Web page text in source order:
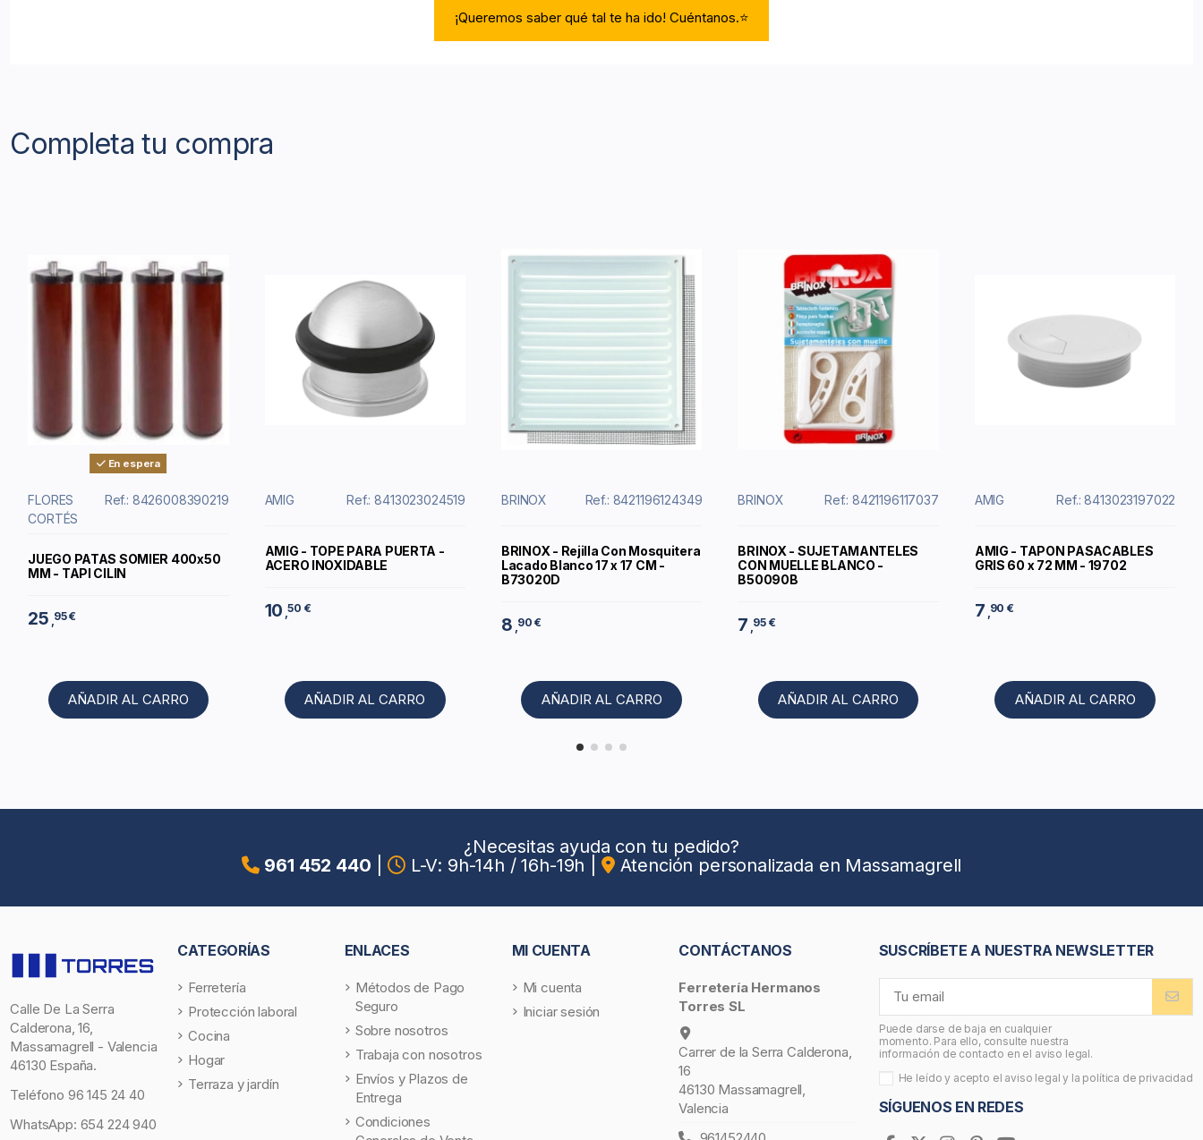
¡Queremos saber qué tal te ha ido! Cuéntanos.⭐
Completa tu compra
En espera
FLORES
CORTÉS
Ref.: 8426008390219
JUEGO PATAS SOMIER 400x50
MM - TAPI CILIN
25 ,95 €
AÑADIR AL CARRO
AMIG Ref.: 8413023024519
AMIG - TOPE PARA PUERTA -
ACERO INOXIDABLE
10 ,50 €
AÑADIR AL CARRO
BRINOX Ref.: 8421196124349
BRINOX - Rejilla Con Mosquitera
Lacado Blanco 17 x 17 CM -
B73020D
8 ,90 €
AÑADIR AL CARRO
BRINOX Ref.: 8421196117037
BRINOX - SUJETAMANTELES
CON MUELLE BLANCO -
B50090B
7 ,95 €
AÑADIR AL CARRO
AMIG Ref.: 8413023197022
AMIG - TAPON PASACABLES
GRIS 60 x 72 MM - 19702
7 ,90 €
AÑADIR AL CARRO
¿Necesitas ayuda con tu pedido?
961 452 440
L-V: 9h-14h / 16h-19h Atención personalizada en Massamagrell
Calle De La Serra
Calderona, 16,
Massamagrell - Valencia
46130 España.
Teléfono 96 145 24 40
WhatsApp: 654 224 940
CATEGORÍAS
Ferretería
Protección laboral
Cocina
Hogar
Terraza y jardín
ENLACES
Métodos de Pago
Seguro
Sobre nosotros
Trabaja con nosotros
Envíos y Plazos de
Entrega
Condiciones
MI CUENTA
Mi cuenta
Iniciar sesión
CONTÁCTANOS
Ferretería Hermanos
Torres SL
Carrer de la Serra Calderona,
16
46130 Massamagrell,
Valencia
SUSCRÍBETE A NUESTRA NEWSLETTER
Puede darse de baja en cualquier
momento. Para ello, consulte nuestra
información de contacto en el aviso legal.
He leído y acepto el aviso legal y la política de privacidad
SÍGUENOS EN REDES